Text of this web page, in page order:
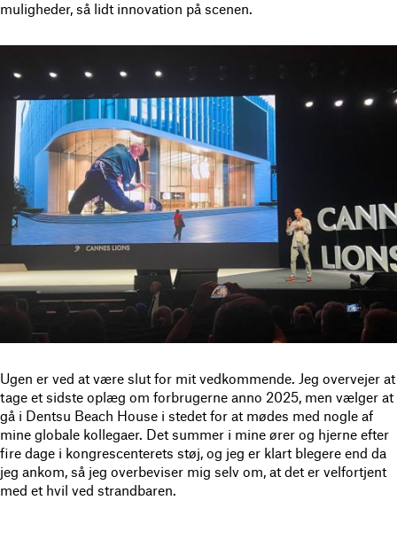
muligheder, så lidt innovation på scenen.
Ugen er ved at være slut for mit vedkommende. Jeg overvejer at
tage et sidste oplæg om forbrugerne anno 2025, men vælger at
gå i Dentsu Beach House i stedet for at mødes med nogle af
mine globale kollegaer. Det summer i mine ører og hjerne efter
fire dage i kongrescenterets støj, og jeg er klart blegere end da
jeg ankom, så jeg overbeviser mig selv om, at det er velfortjent
med et hvil ved strandbaren.